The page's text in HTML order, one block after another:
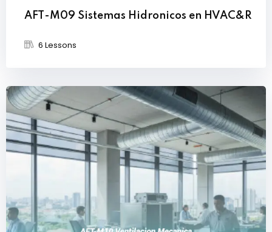
AFT-M09 Sistemas Hidronicos en HVAC&R
6 Lessons